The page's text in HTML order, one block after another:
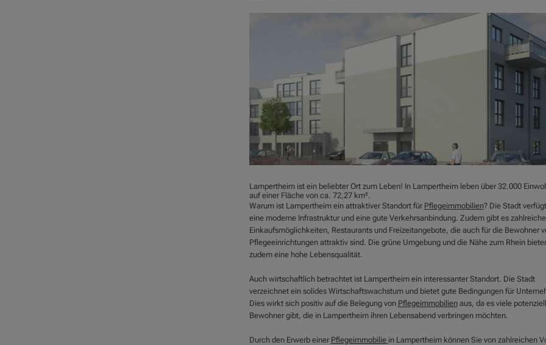
Lampertheim ist ein beliebter Ort zum Leben! In Lampertheim leben über 32.000
auf einer Fläche von ca. 72,27 km².
Warum ist Lampertheim ein attraktiver Standort für Pflegeimmobilien? Die Stadt
eine moderne Infrastruktur und eine gute Verkehrsanbindung. Zudem gibt es zahlreiche
Einkaufsmöglichkeiten, Restaurants und Freizeitangebote, die auch für die Bewohner
Pflegeeinrichtungen attraktiv sind. Die grüne Umgebung und die Nähe zum Rhein
zudem eine hohe Lebensqualität.
Auch wirtschaftlich betrachtet ist Lampertheim ein interessanter Standort. Die Stadt
verzeichnet ein solides Wirtschaftswachstum und bietet gute Bedingungen für
Dies wirkt sich positiv auf die Belegung von Pflegeimmobilienaus, da es viele
Bewohner gibt, die in Lampertheim ihren Lebensabend verbringen möchten.
Durch den Erwerb einer Pflegeimmobilie in Lampertheim können Sie von zahlreichen